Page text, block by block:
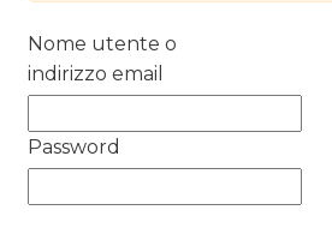
CASE HISTORY
Nome utente o
indirizzo email
Password